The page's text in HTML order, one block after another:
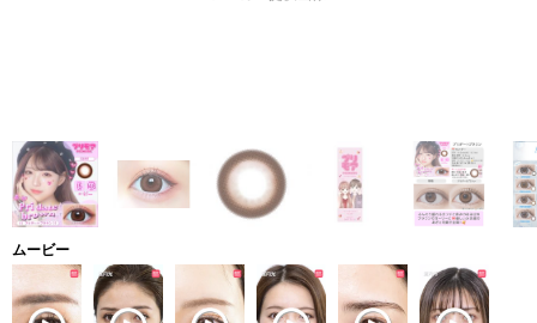
ムービー